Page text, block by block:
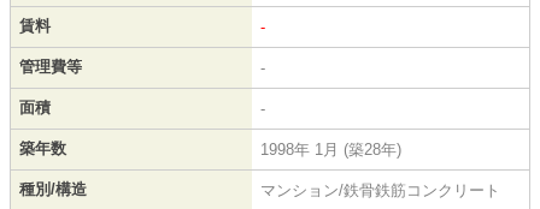
賃料 -
管理費等 -
面積 -
築年数 1998年 1月 (築28年)
種別/構造 マンション/鉄骨鉄筋コンクリート